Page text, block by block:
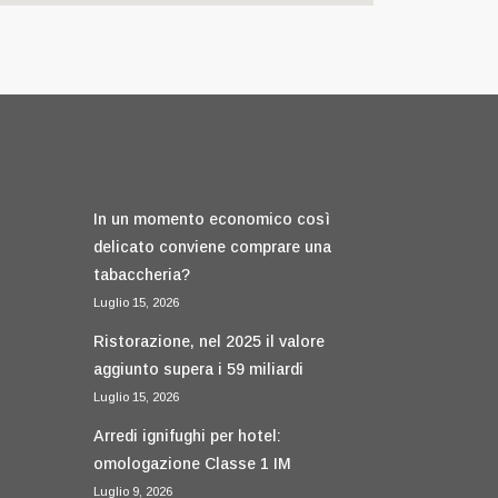
In un momento economico così
delicato conviene comprare una
tabaccheria?
Luglio 15, 2026
Ristorazione, nel 2025 il valore
aggiunto supera i 59 miliardi
Luglio 15, 2026
Arredi ignifughi per hotel:
omologazione Classe 1 IM
Luglio 9, 2026